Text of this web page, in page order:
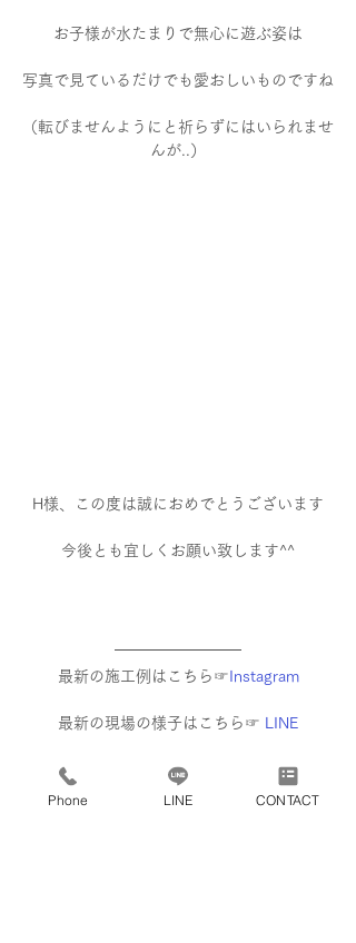
お子様が水たまりで無心に遊ぶ姿は
写真で見ているだけでも愛おしいものですね
（転びませんようにと祈らずにはいられませ
んが..）
H様、この度は誠におめでとうございます
今後とも宜しくお願い致します^^
最新の施工例はこちら☞ Instagram
最新の現場の様子はこちら☞ LINE
施工例movieはこちら☞ YouTube
Phone LINE CONTACT